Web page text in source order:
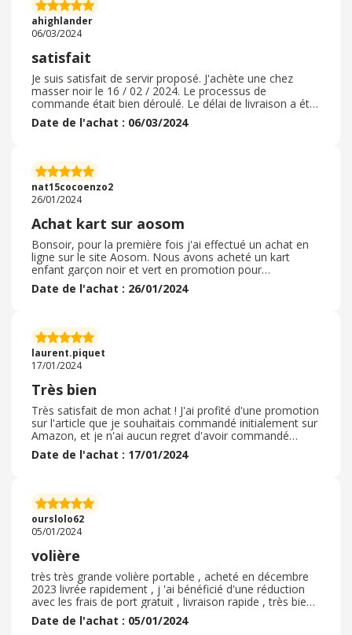
et j'attends les premiers retours. Donc ne pas hésiter
ahighlander
06/03/2024
satisfait
Je suis satisfait de servir proposé. J'achète une chez
masser noir le 16 / 02 / 2024. Le processus de
commande était bien déroulé. Le délai de livraison a été
respecté. L'emballage était parfait. Les articles achetés
étaient conformes à ce que j'ai commandé. La qualité
correcte. Je vais commende les mobilier de jardin, car les
pris sont moins chers que dans les autres sites que je
consulte...
Date de l'achat : 06/03/2024
nat15cocoenzo2
26/01/2024
Achat kart sur aosom
Bonsoir, pour la première fois j'ai effectué un achat en
ligne sur le site Aosom. Nous avons acheté un kart
enfant garçon noir et vert en promotion pour
l'anniversaire des 6 ans de mon garçon. Il pourra s'en
servir jusqu'à l'âge de ses 12ans. Le siège est variable
domicile. Nous avons pu retarder la livraison d'un jour
car nous étions dans l'impossibilité d'être présent ce jour
là au domicile. Je recommande+++
Date de l'achat : 26/01/2024
laurent.piquet
17/01/2024
Très bien
Très satisfait de mon achat ! J'ai profité d'une promotion
sur l'article que je souhaitais commandé initialement sur
Amazon, et je n'ai aucun regret d'avoir commandé
directement sur leur boutique. Expédition rapide, article
bien emballé et protégé, aucun soucis. Un conseil,
de l'autre. Cela revient au même de commander sur
Amazon vu que c'est vendu et expédié par Aosom, donc
autant acheter au moins cher ;)
Date de l'achat : 17/01/2024
ourslolo62
05/01/2024
volière
très très grande volière portable , acheté en décembre
2023 livrée rapidement , j 'ai bénéficié d'une réduction
avec les frais de port gratuit , livraison rapide , très bien
emballée , conforme a la description , de très belle
qualité , c'est ma 3 -ème volières que j'achète . parfait
Date de l'achat : 05/01/2024